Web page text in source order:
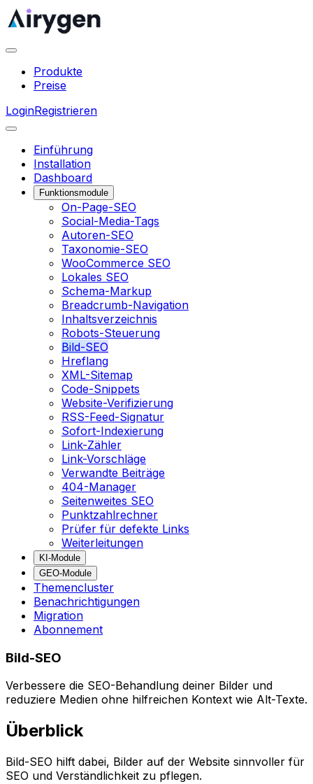
Produkte
Preise
LoginRegistrieren
Einführung
Installation
Dashboard
Funktionsmodule
On-Page-SEO
Social-Media-Tags
Autoren-SEO
Taxonomie-SEO
WooCommerce SEO
Lokales SEO
Schema-Markup
Breadcrumb-Navigation
Inhaltsverzeichnis
Robots-Steuerung
Bild-SEO
Hreflang
XML-Sitemap
Code-Snippets
Website-Verifizierung
RSS-Feed-Signatur
Sofort-Indexierung
Link-Zähler
Link-Vorschläge
Verwandte Beiträge
404-Manager
Seitenweites SEO
Punktzahlrechner
Prüfer für defekte Links
Weiterleitungen
KI-Module
GEO-Module
Themencluster
Benachrichtigungen
Migration
Abonnement
Bild-SEO
Verbessere die SEO-Behandlung deiner Bilder und
reduziere Medien ohne hilfreichen Kontext wie Alt-Texte.
Überblick
Bild-SEO hilft dabei, Bilder auf der Website sinnvoller für
SEO und Verständlichkeit zu pflegen.